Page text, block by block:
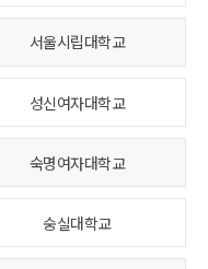
서울시립대학교
성신여자대학교
숙명여자대학교
숭실대학교